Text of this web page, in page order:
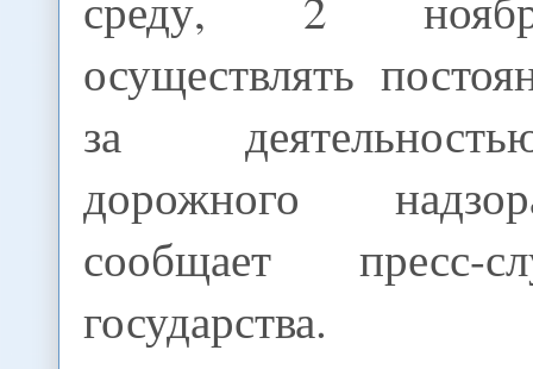
осуществлять
за
дорожного
сообщает пресс-
государства.